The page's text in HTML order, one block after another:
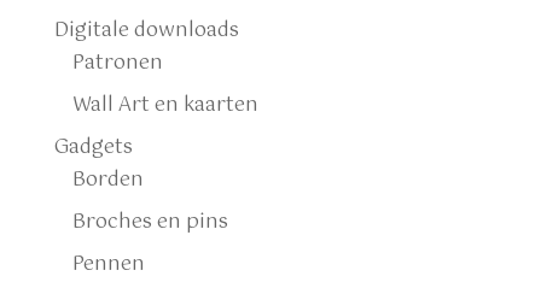
Digitale downloads
Patronen
Wall Art en kaarten
Gadgets
Borden
Broches en pins
Pennen